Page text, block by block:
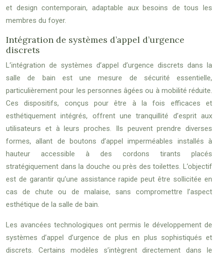
et design contemporain, adaptable aux besoins de tous les
membres du foyer.
Intégration de systèmes d’appel d’urgence
discrets
L’intégration de systèmes d’appel d’urgence discrets dans la
salle de bain est une mesure de sécurité essentielle,
particulièrement pour les personnes âgées ou à mobilité réduite.
Ces dispositifs, conçus pour être à la fois efficaces et
esthétiquement intégrés, offrent une tranquillité d’esprit aux
utilisateurs et à leurs proches. Ils peuvent prendre diverses
formes, allant de boutons d’appel imperméables installés à
hauteur accessible à des cordons tirants placés
stratégiquement dans la douche ou près des toilettes. L’objectif
est de garantir qu’une assistance rapide peut être sollicitée en
cas de chute ou de malaise, sans compromettre l’aspect
esthétique de la salle de bain.
Les avancées technologiques ont permis le développement de
systèmes d’appel d’urgence de plus en plus sophistiqués et
discrets. Certains modèles s’intègrent directement dans le